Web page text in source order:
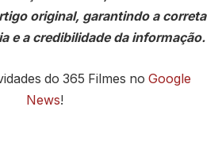
original, garantindo a correta
e a credibilidade da informação.
do 365 Filmes no Google
News!